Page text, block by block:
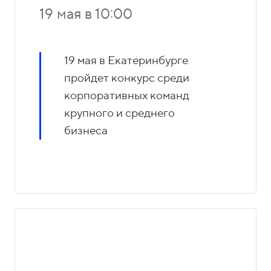
19 мая в 10:00
19 мая в Екатеринбурге
пройдет конкурс среди
корпоративных команд
крупного и среднего
бизнеса